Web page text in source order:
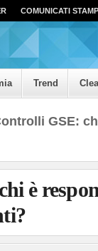
COMUNICATI
Trend
GSE:
è